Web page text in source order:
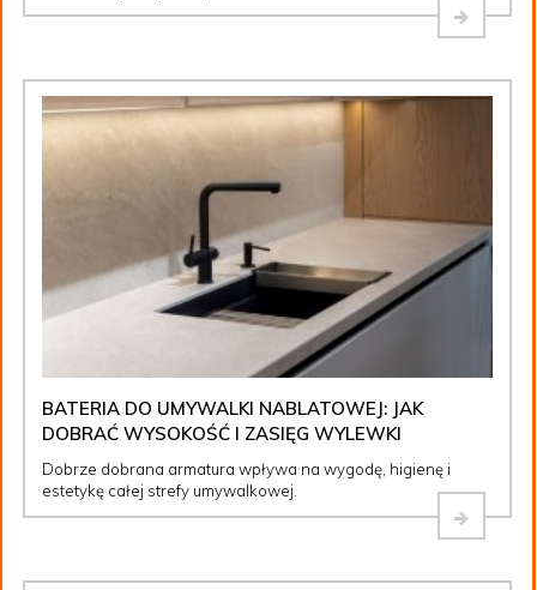
BATERIA DO UMYWALKI NABLATOWEJ: JAK
DOBRAĆ WYSOKOŚĆ I ZASIĘG WYLEWKI
Dobrze dobrana armatura wpływa na wygodę, higienę i
estetykę całej strefy umywalkowej.